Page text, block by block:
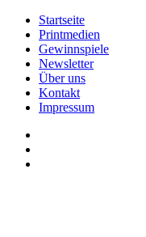
Startseite
Printmedien
Gewinnspiele
Newsletter
Über uns
Kontakt
Impressum